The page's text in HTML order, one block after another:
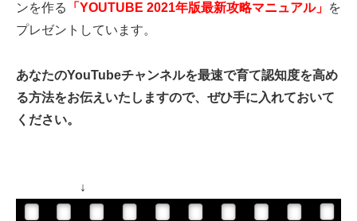
ンを作る
「YOUTUBE 2021年版最新攻略マニュアル」 を
プレゼントしています。
あなたのYouTubeチャンネルを最速で育て認知度を高め
る方法をお伝えいたしますので、ぜひ手に入れておいて
ください。
↓